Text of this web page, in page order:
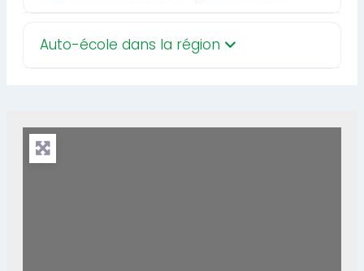
Auto-école dans la région